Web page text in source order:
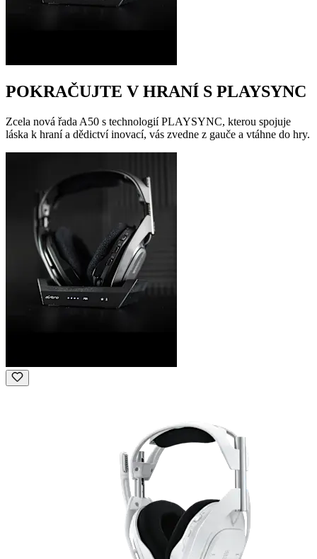
POKRAČUJTE V HRANÍ S PLAYSYNC
Zcela nová řada A50 s technologií PLAYSYNC, kterou spojuje
láska k hraní a dědictví inovací, vás zvedne z gauče a vtáhne do hry.